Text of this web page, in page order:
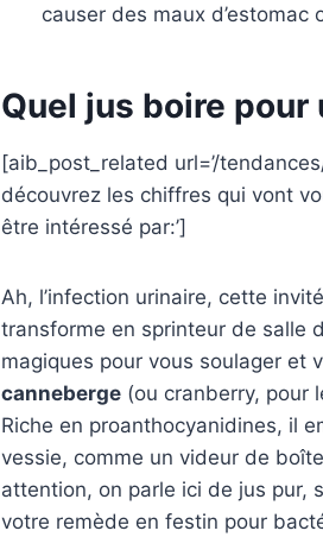
causer des maux
Quel jus boire
[aib_post_related url=’/
découvrez les chiffres qui vont
être intéressé par:’]
Ah, l’infection urinaire, cette
transforme en sprinteur de salle
magiques pour vous soulager et
canneberge (ou cranberry, pour
Riche en proanthocyanidines, il
vessie, comme un videur de
attention, on parle ici de jus pur,
votre remède en festin pour